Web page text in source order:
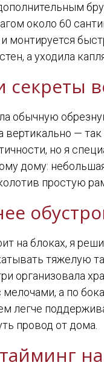
около 60
монтируется
а уходила
секреты
обычную
вертикально —
но я
дому:
простую
на блоках, я
тяжелую
организовала
а по
легче
провод от дома.